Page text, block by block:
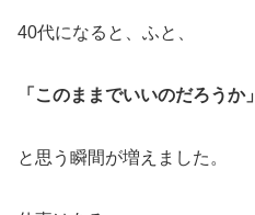
40代になると、ふと、
「このままでいいのだろうか」
と思う瞬間が増えました。